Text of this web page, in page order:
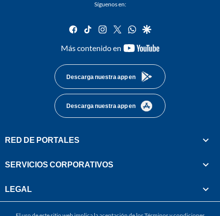
Síguenos en:
facebook
tiktok instagram
twitterwhatsapp
google
Más contenido en
youtube-
Descarga nuestra app en
Descarga nuestra app en
RED DE PORTALES
SERVICIOS CORPORATIVOS
LEGAL